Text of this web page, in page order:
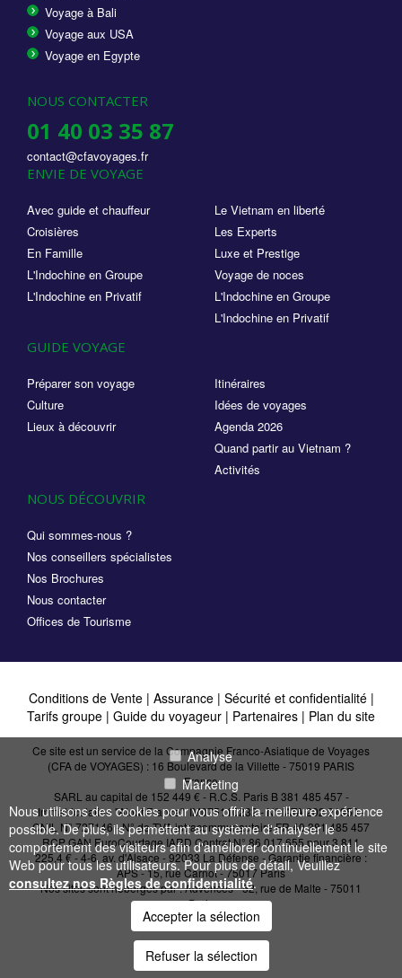
Voyage à Bali
Voyage aux USA
Voyage en Egypte
NOUS CONTACTER
01 40 03 35 87
contact@cfavoyages.fr
ENVIE DE VOYAGE
Avec guide et chauffeur
Croisières
En Famille
L'Indochine en Groupe
L'Indochine en Privatif
Le Vietnam en liberté
Les Experts
Luxe et Prestige
Voyage de noces
L'Indochine en Groupe
L'Indochine en Privatif
GUIDE VOYAGE
Préparer son voyage
Culture
Lieux à découvrir
Itinéraires
Idées de voyages
Agenda 2026
Quand partir au Vietnam ?
Activités
NOUS DÉCOUVRIR
Qui sommes-nous ?
Nos conseillers spécialistes
Nos Brochures
Nous contacter
Offices de Tourisme
Conditions de Vente| Assurance | Sécurité et confidentialité|
Tarifs groupe | Guide du voyageur | Partenaires | Plan du site
Ce site est un service de la Compagnie Franco-Asiatique de Voyages
(CFA de VOYAGES) : 16 Boulevard de la Villette - 75019 PARIS
France
SARL au capital de 152 449 € - R.C.S. Paris B 381 485 457 -
Immatriculation "Atout France": IM075110232 - N° IATA 202 21950 -
CNIL N° 727146 - N° de TVA intracommunautaire FR 40 381 485 457
RCP GAN EuroCourtage IARD Contrat N° 86.017.655 pour 3 811
225,4 € - 4-6, av. d'Alsace - 92033 La Défense - Garantie financière :
APS - 15, rue Carnot - 75017 Paris
Nos sites sont hébergés par :Advences - 52, rue de Malte - 75011
Paris
Analyse
Marketing
Nous utilisons des cookies pour vous offrir la meilleure expérience
possible. De plus, ils permettent au système d'analyser le
comportement des visiteurs afin d'améliorer continuellement le site
Web pour tous les utilisateurs. Pour plus de détail, Veuillez
consultez nos Règles de confidentialité.
Accepter la sélection
Refuser la sélection